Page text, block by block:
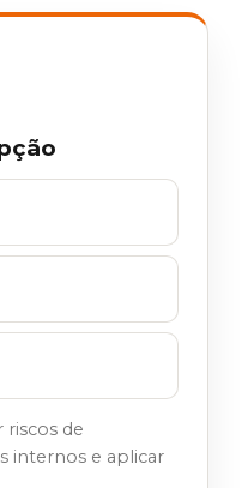
riscos de
internos e aplicar